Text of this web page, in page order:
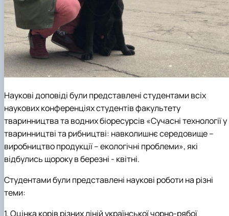
Наукові доповіді були представлені студентами всіх
наукових конференціях студентів факультету
тваринництва та водних біоресурсів «Сучасні технології у
тваринництві та рибництві: навколишнє середовище –
виробництво продукції – екологічні проблеми», які
відбулись щороку в березні - квітні.
Студентами були представлені наукові роботи на різні
теми:
1.Оцінка корів різних ліній української чорно-рябої